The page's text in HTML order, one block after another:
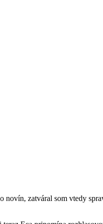
zatváral som vtedy